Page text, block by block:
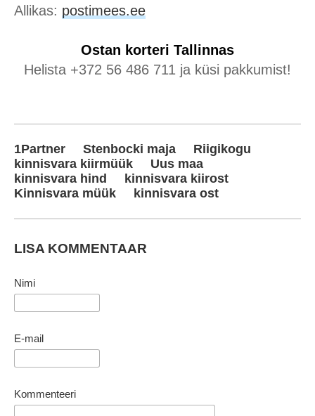
Allikas: postimees.ee
Ostan korteri Tallinnas
Helista +372 56 486 711 ja küsi pakkumist!
1Partner Stenbocki maja
Riigikogu
kinnisvara kiirmüük
Uus maa
kinnisvara hind
kinnisvara kiirost
Kinnisvara müük
kinnisvara ost
LISA KOMMENTAAR
Nimi
E-mail
Kommenteeri